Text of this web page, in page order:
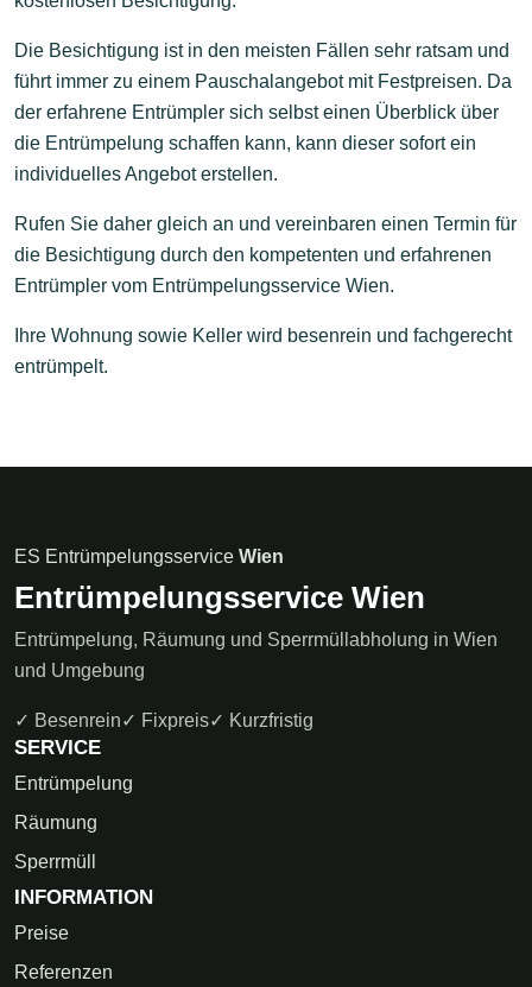
Die Besichtigung ist in den meisten Fällen sehr ratsam und
führt immer zu einem Pauschalangebot mit Festpreisen. Da
der erfahrene Entrümpler sich selbst einen Überblick über
die Entrümpelung schaffen kann, kann dieser sofort ein
individuelles Angebot erstellen.
Rufen Sie daher gleich an und vereinbaren einen Termin für
die Besichtigung durch den kompetenten und erfahrenen
Entrümpler vom Entrümpelungsservice Wien.
Ihre Wohnung sowie Keller wird besenrein und fachgerecht
entrümpelt.
ES Entrümpelungsservice Wien
Entrümpelungsservice Wien
Entrümpelung, Räumung und Sperrmüllabholung in Wien
und Umgebung
✓ Besenrein✓ Fixpreis✓ Kurzfristig
SERVICE
Entrümpelung
Räumung
Sperrmüll
INFORMATION
Preise
Referenzen